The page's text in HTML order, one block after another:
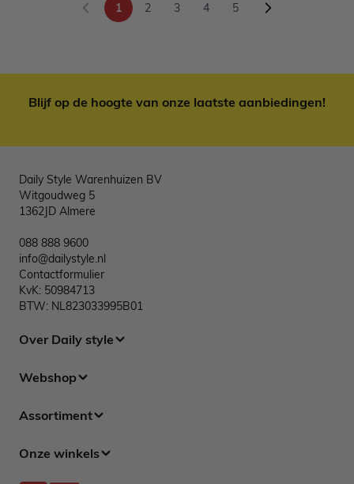
U lees momenteel pagina
1 Pagina
2 Pagina
3 Pagina
4 Pagina
5
Blijf op de hoogte van onze laatste aanbiedingen!
Daily Style Warenhuizen BV
Witgoudweg 5
1362JD Almere
088 888 9600
info@dailystyle.nl
Contactformulier
KvK: 50984713
BTW: NL823033995B01
Over Daily style
Webshop
Assortiment
Onze winkels